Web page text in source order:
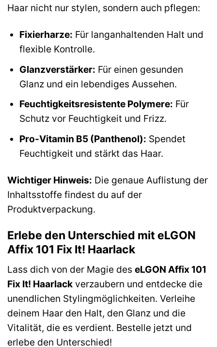
Haar nicht nur stylen, sondern auch pflegen:
Fixierharze: Für langanhaltenden Halt und
flexible Kontrolle.
Glanzverstärker: Für einen gesunden
Glanz und ein lebendiges Aussehen.
Feuchtigkeitsresistente Polymere: Für
Schutz vor Feuchtigkeit und Frizz.
Pro-Vitamin B5 (Panthenol): Spendet
Feuchtigkeit und stärkt das Haar.
Wichtiger Hinweis: Die genaue Auflistung der
Inhaltsstoffe findest du auf der
Produktverpackung.
Erlebe den Unterschied mit eLGON
Affix 101 Fix It! Haarlack
Lass dich von der Magie des eLGON Affix 101
Fix It! Haarlack verzaubern und entdecke die
unendlichen Stylingmöglichkeiten. Verleihe
deinem Haar den Halt, den Glanz und die
Vitalität, die es verdient. Bestelle jetzt und
erlebe den Unterschied!